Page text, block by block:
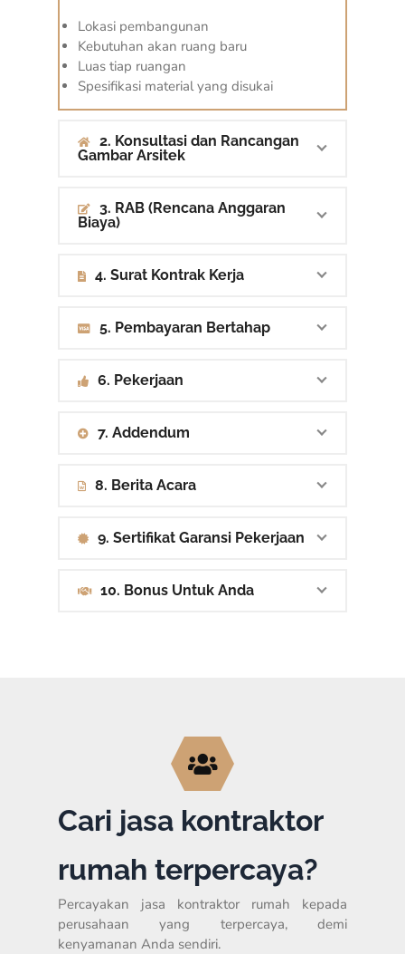
Lokasi pembangunan
Kebutuhan akan ruang baru
Luas tiap ruangan
Spesifikasi material yang disukai
2. Konsultasi dan Rancangan
Gambar Arsitek
3. RAB (Rencana Anggaran
Biaya)
4. Surat Kontrak Kerja
5. Pembayaran Bertahap
6. Pekerjaan
7. Addendum
8. Berita Acara
9. Sertifikat Garansi Pekerjaan
10. Bonus Untuk Anda
Cari jasa kontraktor
rumah terpercaya?
Percayakan jasa kontraktor rumah kepada
perusahaan yang terpercaya, demi
kenyamanan Anda sendiri.